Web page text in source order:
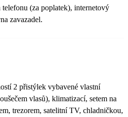
(za poplatek), internetový
zavazadel.
2 přistýlek vybavené vlastní
vlasů), klimatizací, setem na
trezorem, satelitní TV, chladničkou,